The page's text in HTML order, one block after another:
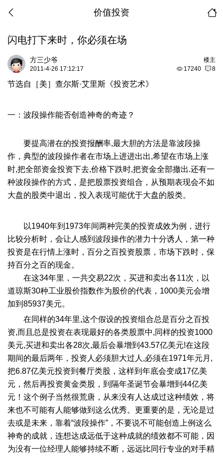
价值投资
闪电打下来时，你必须在场
楼主
方三少爷
17240 8
2011-4-26 17:12:17
节选自［美］查尔斯·艾里斯《投资艺术》
一：波段操作能否创造神奇的奇迹？
要提高潜在的投资报酬率,最大胆的方法是靠波段操
作，典型的波段操作者在市场上进进出出,希望在市场上涨
时,把全部资金投资下去,价格下跌时,把资金全部撤出.还有一
种波段操作的方式，是把股票投资组合，从预期表现会不如
大盘的股类中退出，投入表现可能优于大盘的股类。
以1940年到1973年间两种完美的投资成效为例，进行
比较分析时，会让人感到波段操作的潜力十分诱人，第一种
投资是在行情上涨时，百分之百投资股票，市场下跌时，保
持百分之百的现金。
在这34年里，一共交易22次，买进和卖出各11次，以
道琼斯30种工业股价指数作为股价的代表，1000美元会增
加到85937美元。
在同样的34年里,这个假设的投资组合总是百分之百投
资,而且总是投资在表现最好的各类股票中,同样的投资1000
美元,买进和卖出各28次,最后会暴增到43.57亿美元!在这段
期间的最后两年，投资人必须胆大过人,必须在1971年元月,
把6.87亿美元投资到餐厅类股，这样到年底会变成17亿美
元，然后再投资黄金类股，到隔年圣诞节会暴增到44亿美
元！这个例子当然很荒唐，从来没有人达成过这种绩效，将
来也不可能有人能够做到这么优秀。更重要的是，无论是过
去或是未来，靠着“波段操作”，不要说不可能创造上例这么
神奇的成就，连想达成远低于这种成就的绩效都不可能，因
为没有一位经理人能够持续不断，远远比同行专业的对手精